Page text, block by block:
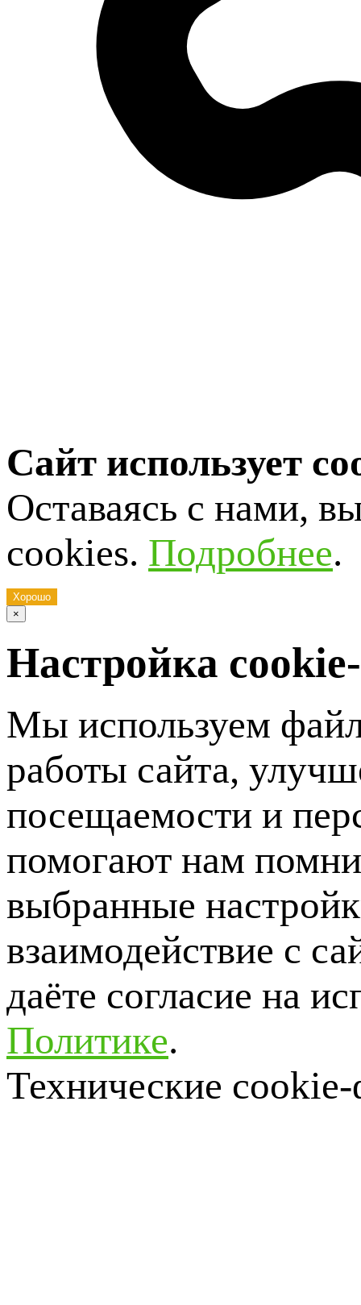
Сайт использует
Оставаясь с нами,
cookies. Подробнее.
Хорошо
×
Настройка
Мы используем
работы сайта,
посещаемости и
помогают нам
выбранные
взаимодействие с
даёте согласие на
Политике.
Технические